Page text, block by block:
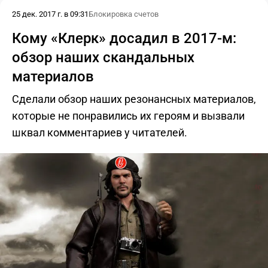
25 дек. 2017 г. в 09:31 Блокировка счетов
Кому «Клерк» досадил в 2017-м:
обзор наших скандальных
материалов
Сделали обзор наших резонансных материалов,
которые не понравились их героям и вызвали
шквал комментариев у читателей.